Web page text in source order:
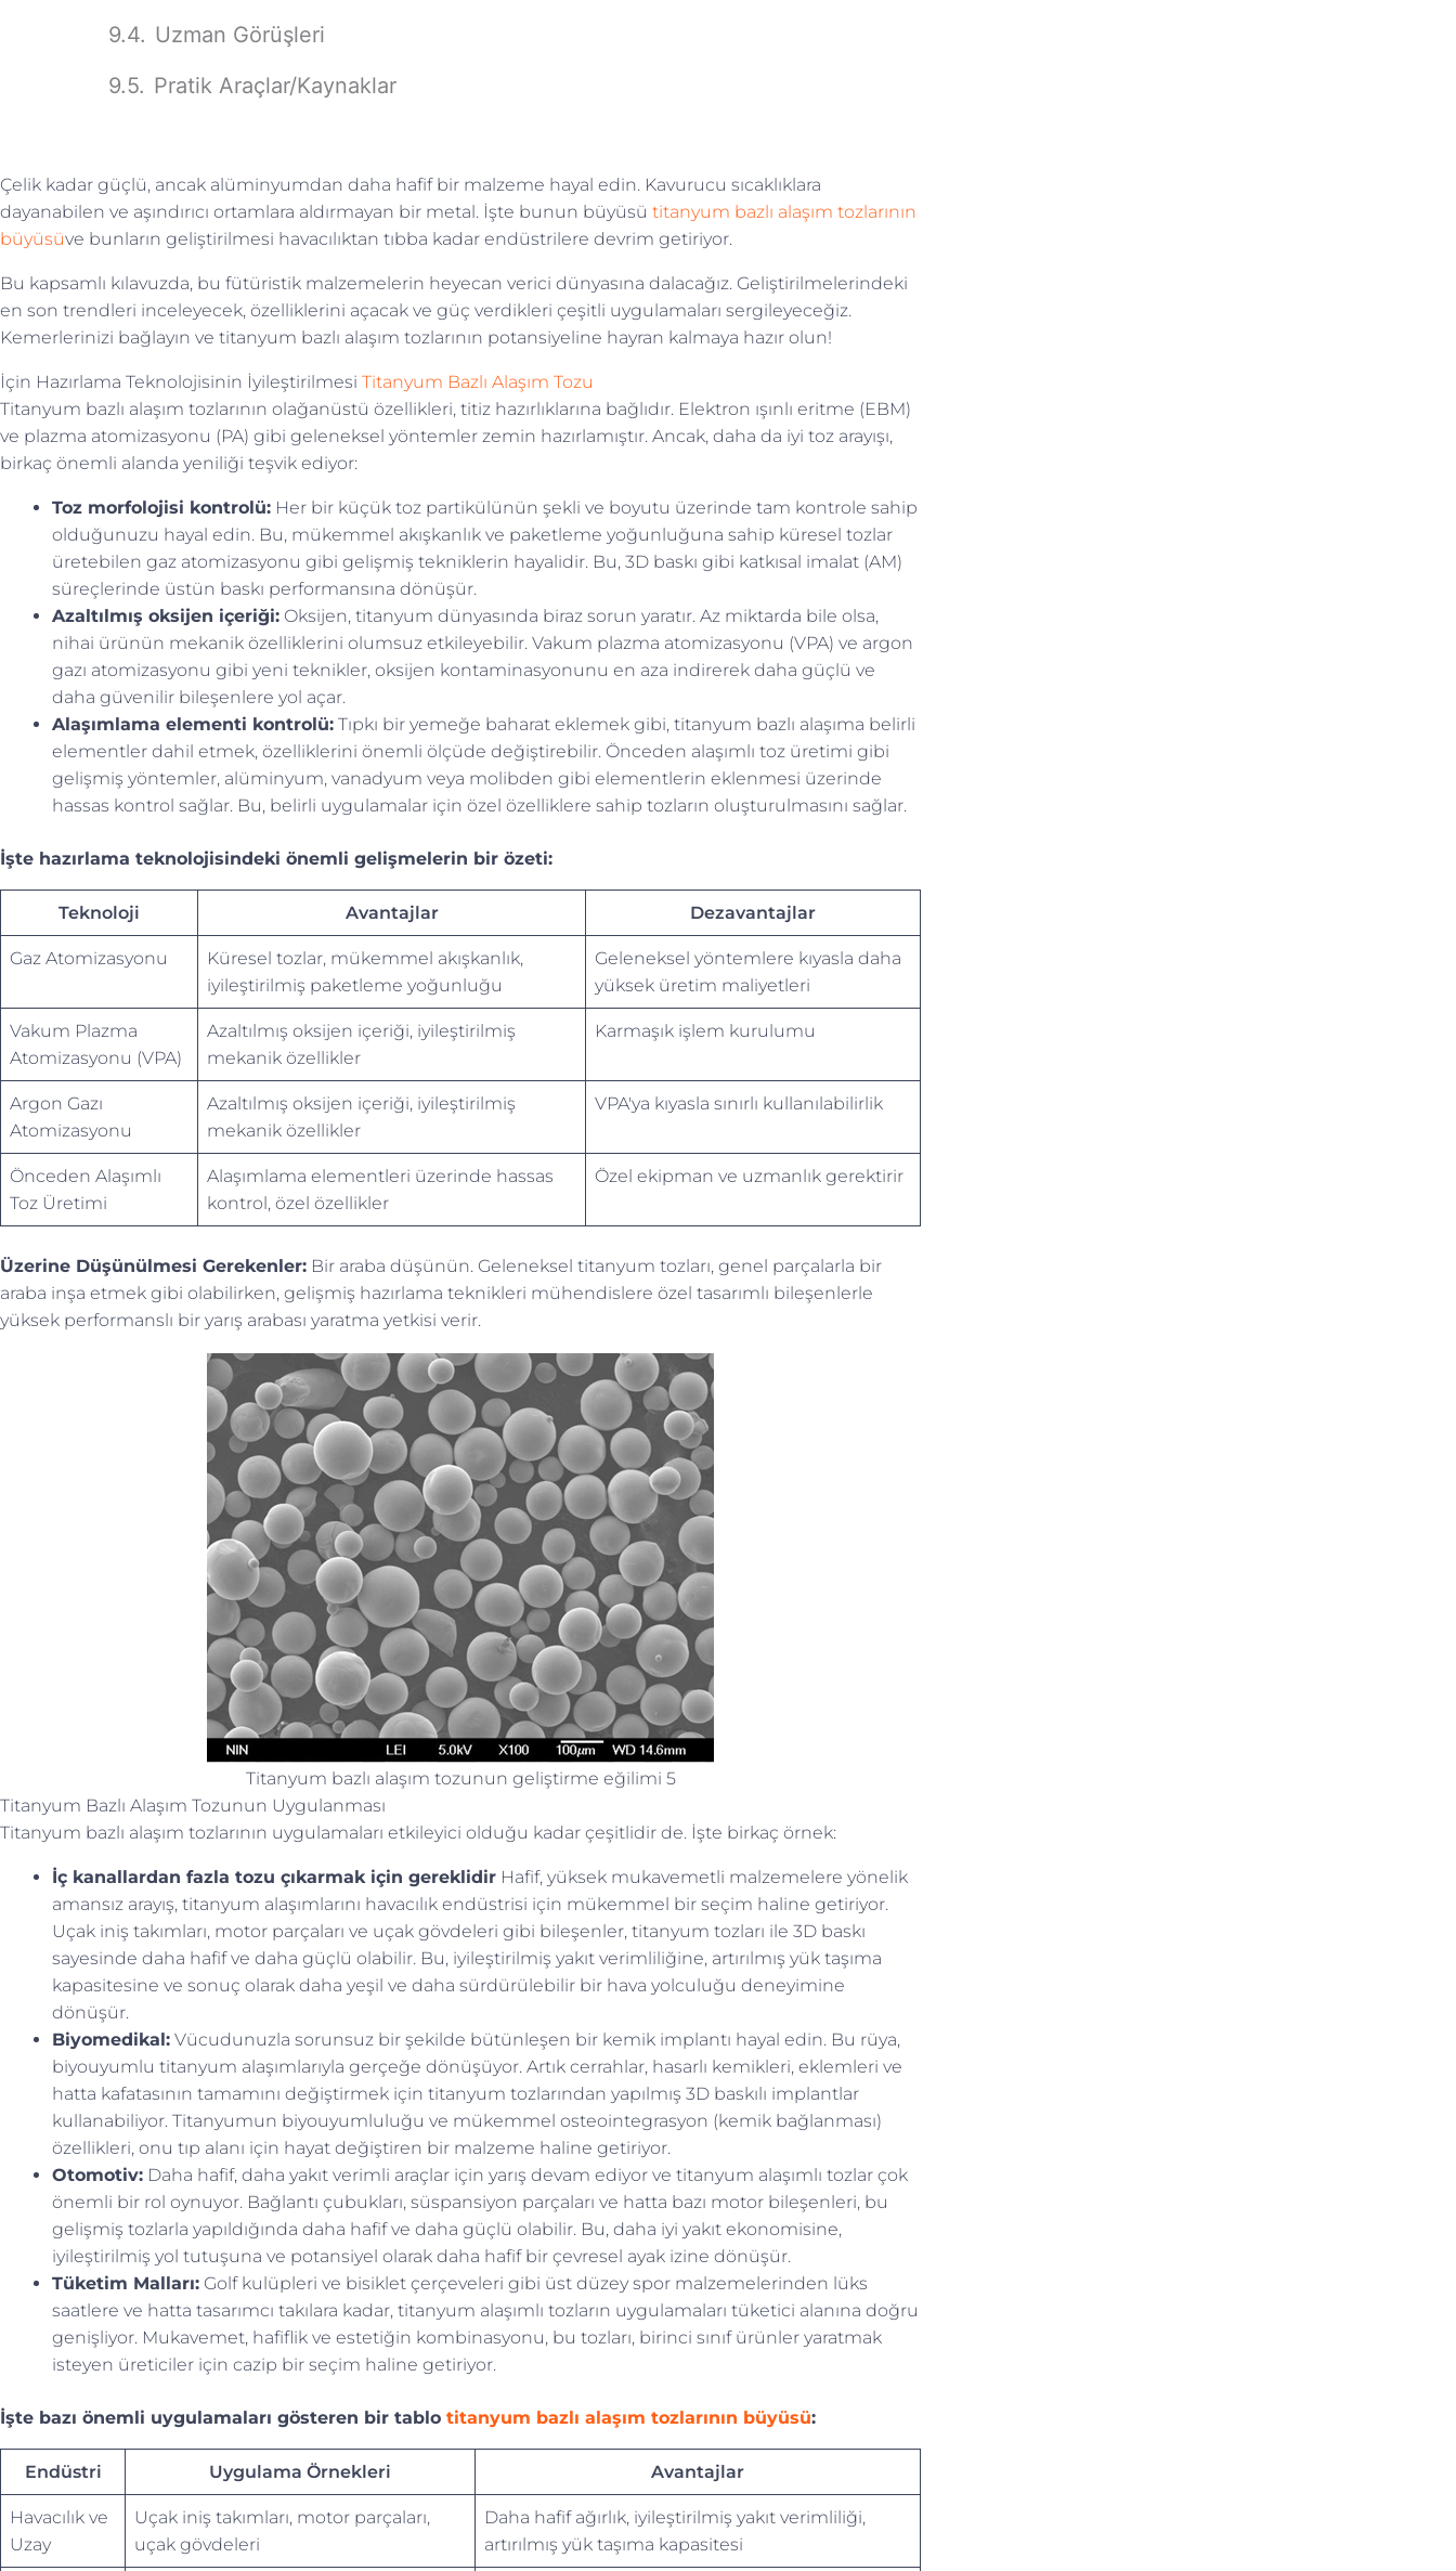
Uzman Görüşleri
Pratik Araçlar/Kaynaklar
Çelik kadar güçlü, ancak alüminyumdan daha hafif bir malzeme hayal edin. Kavurucu sıcaklıklara
dayanabilen ve aşındırıcı ortamlara aldırmayan bir metal. İşte bunun büyüsü titanyum bazlı alaşım tozlarının
büyüsüve bunların geliştirilmesi havacılıktan tıbba kadar endüstrilere devrim getiriyor.
Bu kapsamlı kılavuzda, bu fütüristik malzemelerin heyecan verici dünyasına dalacağız. Geliştirilmelerindeki
en son trendleri inceleyecek, özelliklerini açacak ve güç verdikleri çeşitli uygulamaları sergileyeceğiz.
Kemerlerinizi bağlayın ve titanyum bazlı alaşım tozlarının potansiyeline hayran kalmaya hazır olun!
İçin Hazırlama Teknolojisinin İyileştirilmesi Titanyum Bazlı Alaşım Tozu
Titanyum bazlı alaşım tozlarının olağanüstü özellikleri, titiz hazırlıklarına bağlıdır. Elektron ışınlı eritme (EBM)
ve plazma atomizasyonu (PA) gibi geleneksel yöntemler zemin hazırlamıştır. Ancak, daha da iyi toz arayışı,
birkaç önemli alanda yeniliği teşvik ediyor:
Toz morfolojisi kontrolü: Her bir küçük toz partikülünün şekli ve boyutu üzerinde tam kontrole sahip
olduğunuzu hayal edin. Bu, mükemmel akışkanlık ve paketleme yoğunluğuna sahip küresel tozlar
üretebilen gaz atomizasyonu gibi gelişmiş tekniklerin hayalidir. Bu, 3D baskı gibi katkısal imalat (AM)
süreçlerinde üstün baskı performansına dönüşür.
Azaltılmış oksijen içeriği: Oksijen, titanyum dünyasında biraz sorun yaratır. Az miktarda bile olsa,
nihai ürünün mekanik özelliklerini olumsuz etkileyebilir. Vakum plazma atomizasyonu (VPA) ve argon
gazı atomizasyonu gibi yeni teknikler, oksijen kontaminasyonunu en aza indirerek daha güçlü ve
daha güvenilir bileşenlere yol açar.
Alaşımlama elementi kontrolü: Tıpkı bir yemeğe baharat eklemek gibi, titanyum bazlı alaşıma belirli
elementler dahil etmek, özelliklerini önemli ölçüde değiştirebilir. Önceden alaşımlı toz üretimi gibi
gelişmiş yöntemler, alüminyum, vanadyum veya molibden gibi elementlerin eklenmesi üzerinde
hassas kontrol sağlar. Bu, belirli uygulamalar için özel özelliklere sahip tozların oluşturulmasını sağlar.
İşte hazırlama teknolojisindeki önemli gelişmelerin bir özeti:
Teknoloji Avantajlar Dezavantajlar
Gaz Atomizasyonu
Küresel tozlar, mükemmel akışkanlık,
iyileştirilmiş paketleme yoğunluğu
Geleneksel yöntemlere kıyasla daha
yüksek üretim maliyetleri
Vakum Plazma
Atomizasyonu (VPA)
Azaltılmış oksijen içeriği, iyileştirilmiş
mekanik özellikler
Karmaşık işlem kurulumu
Argon Gazı
Atomizasyonu
Azaltılmış oksijen içeriği, iyileştirilmiş
mekanik özellikler
VPA'ya kıyasla sınırlı kullanılabilirlik
Önceden Alaşımlı
Toz Üretimi
Alaşımlama elementleri üzerinde hassas
kontrol, özel özellikler
Özel ekipman ve uzmanlık gerektirir
Üzerine Düşünülmesi Gerekenler: Bir araba düşünün. Geleneksel titanyum tozları, genel parçalarla bir
araba inşa etmek gibi olabilirken, gelişmiş hazırlama teknikleri mühendislere özel tasarımlı bileşenlerle
yüksek performanslı bir yarış arabası yaratma yetkisi verir.
Titanyum bazlı alaşım tozunun geliştirme eğilimi 5
Titanyum Bazlı Alaşım Tozunun Uygulanması
Titanyum bazlı alaşım tozlarının uygulamaları etkileyici olduğu kadar çeşitlidir de. İşte birkaç örnek:
İç kanallardan fazla tozu çıkarmak için gereklidir Hafif, yüksek mukavemetli malzemelere yönelik
amansız arayış, titanyum alaşımlarını havacılık endüstrisi için mükemmel bir seçim haline getiriyor.
Uçak iniş takımları, motor parçaları ve uçak gövdeleri gibi bileşenler, titanyum tozları ile 3D baskı
sayesinde daha hafif ve daha güçlü olabilir. Bu, iyileştirilmiş yakıt verimliliğine, artırılmış yük taşıma
kapasitesine ve sonuç olarak daha yeşil ve daha sürdürülebilir bir hava yolculuğu deneyimine
dönüşür.
Biyomedikal: Vücudunuzla sorunsuz bir şekilde bütünleşen bir kemik implantı hayal edin. Bu rüya,
biyouyumlu titanyum alaşımlarıyla gerçeğe dönüşüyor. Artık cerrahlar, hasarlı kemikleri, eklemleri ve
hatta kafatasının tamamını değiştirmek için titanyum tozlarından yapılmış 3D baskılı implantlar
kullanabiliyor. Titanyumun biyouyumluluğu ve mükemmel osteointegrasyon (kemik bağlanması)
özellikleri, onu tıp alanı için hayat değiştiren bir malzeme haline getiriyor.
Otomotiv: Daha hafif, daha yakıt verimli araçlar için yarış devam ediyor ve titanyum alaşımlı tozlar çok
önemli bir rol oynuyor. Bağlantı çubukları, süspansiyon parçaları ve hatta bazı motor bileşenleri, bu
gelişmiş tozlarla yapıldığında daha hafif ve daha güçlü olabilir. Bu, daha iyi yakıt ekonomisine,
iyileştirilmiş yol tutuşuna ve potansiyel olarak daha hafif bir çevresel ayak izine dönüşür.
Tüketim Malları: Golf kulüpleri ve bisiklet çerçeveleri gibi üst düzey spor malzemelerinden lüks
saatlere ve hatta tasarımcı takılara kadar, titanyum alaşımlı tozların uygulamaları tüketici alanına doğru
genişliyor. Mukavemet, hafiflik ve estetiğin kombinasyonu, bu tozları, birinci sınıf ürünler yaratmak
isteyen üreticiler için cazip bir seçim haline getiriyor.
İşte bazı önemli uygulamaları gösteren bir tablo titanyum bazlı alaşım tozlarının büyüsü:
Endüstri Uygulama Örnekleri Avantajlar
Havacılık ve
Uzay
Uçak iniş takımları, motor parçaları,
uçak gövdeleri
Daha hafif ağırlık, iyileştirilmiş yakıt verimliliği,
artırılmış yük taşıma kapasitesi